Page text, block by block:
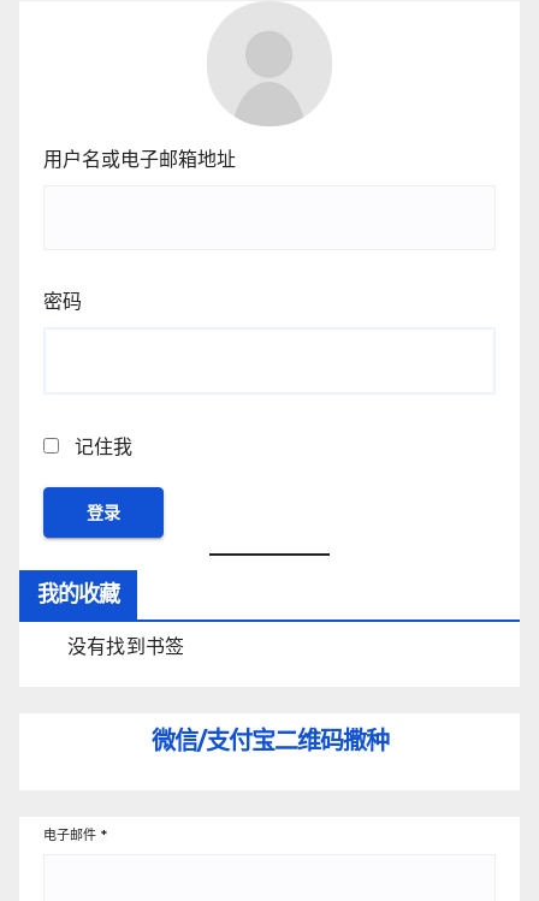
用户名或电子邮箱地址
密码
记住我
我的收藏
没有找到书签
微信/支付宝二维码撒种
电子邮件 *